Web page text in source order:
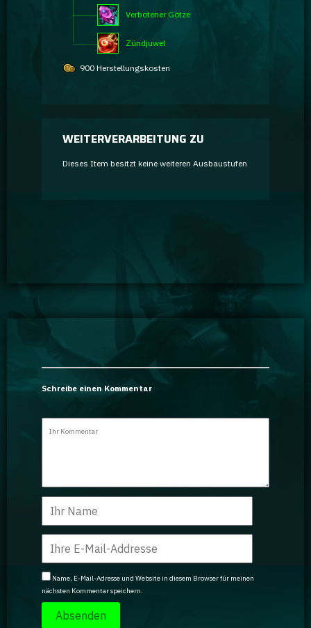
Verbotener Götze
Zündjuwel
900 Herstellungskosten
WEITERVERARBEITUNG ZU
Dieses Item besitzt keine weiteren Ausbaustufen
Schreibe einen Kommentar
Name, E-Mail-Adresse und Website in diesem Browser für meinen
nächsten Kommentar speichern.